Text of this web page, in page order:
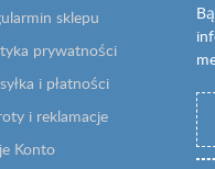
sklepu
prywatności
i płatności
i reklamacje
Konto